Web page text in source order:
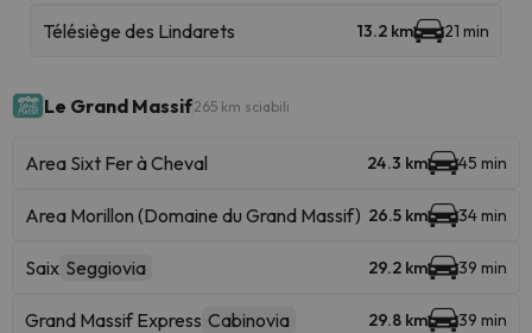
Télésiège des Lindarets 13.2 km 21 min
Le Grand Massif265 km sciabili
Area Sixt Fer à Cheval 24.3 km 45 min
Area Morillon (Domaine du Grand Massif) 26.5 km 34 min
Saix Seggiovia 29.2 km 39 min
Grand Massif Express Cabinovia 29.8 km 39 min